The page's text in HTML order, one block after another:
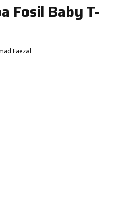
Fosil Baby T-
Faezal